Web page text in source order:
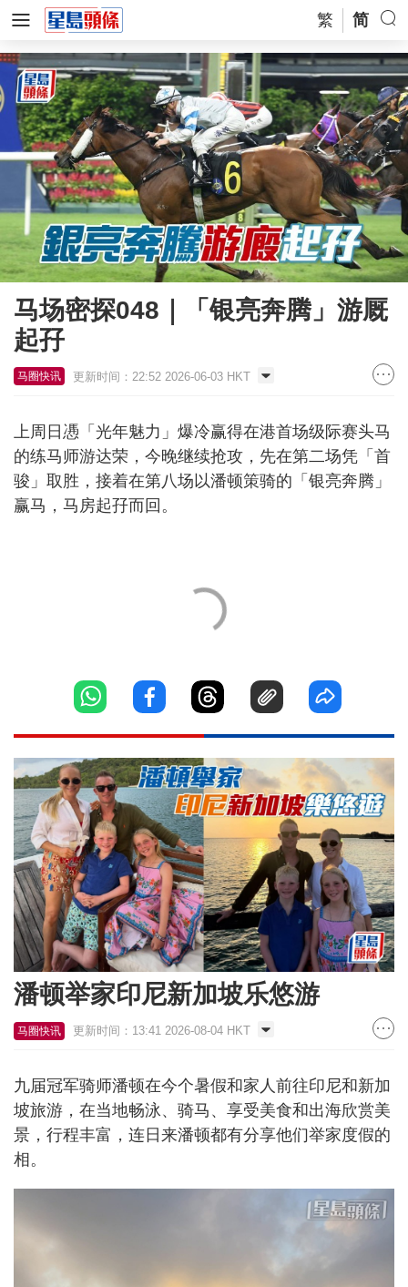
繁 简
马场密探048｜「银亮奔腾」游厩
起孖
马圈快讯 更新时间：22:52 2026-06-03 HKT
上周日慿「光年魅力」爆冷赢得在港首场级际赛头马
的练马师游达荣，今晚继续抢攻，先在第二场凭「首
骏」取胜，接着在第八场以潘顿策骑的「银亮奔腾」
赢马，马房起孖而回。
潘顿举家印尼新加坡乐悠游
马圈快讯 更新时间：13:41 2026-08-04 HKT
九届冠军骑师潘顿在今个暑假和家人前往印尼和新加
坡旅游，在当地畅泳、骑马、享受美食和出海欣赏美
景，行程丰富，连日来潘顿都有分享他们举家度假的
相。